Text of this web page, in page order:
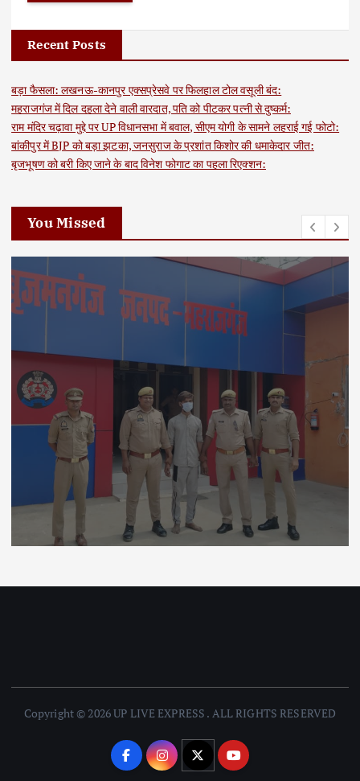
Recent Posts
बड़ा फैसला: लखनऊ-कानपुर एक्सप्रेसवे पर फिलहाल टोल वसूली बंद:
महराजगंज में दिल दहला देने वाली वारदात, पति को पीटकर पत्नी से दुष्कर्म:
राम मंदिर चढ़ावा मुद्दे पर UP विधानसभा में बवाल, सीएम योगी के सामने लहराई गई फोटो:
बांकीपुर में BJP को बड़ा झटका, जनसुराज के प्रशांत किशोर की धमाकेदार जीत:
बृजभूषण को बरी किए जाने के बाद विनेश फोगाट का पहला रिएक्शन:
You Missed
Copyright © 2026 UP LIVE EXPRESS . ALL RIGHTS RESERVED